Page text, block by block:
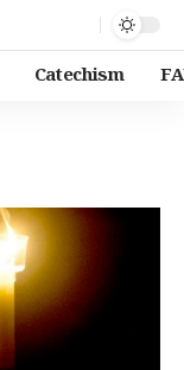
Catechism